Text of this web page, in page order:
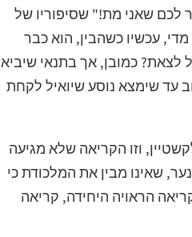
לכם שאני מת!" שסיפוריו של
עכשיו כשהבין, הוא כבר
כמובן, אך בתנאי שיביא
עד שימצא נוסע שיואיל לקחת
וזו הקריאה שלא מגיעה
שאינו מבין את המלכודת כי
הראויה היחידה, קריאה